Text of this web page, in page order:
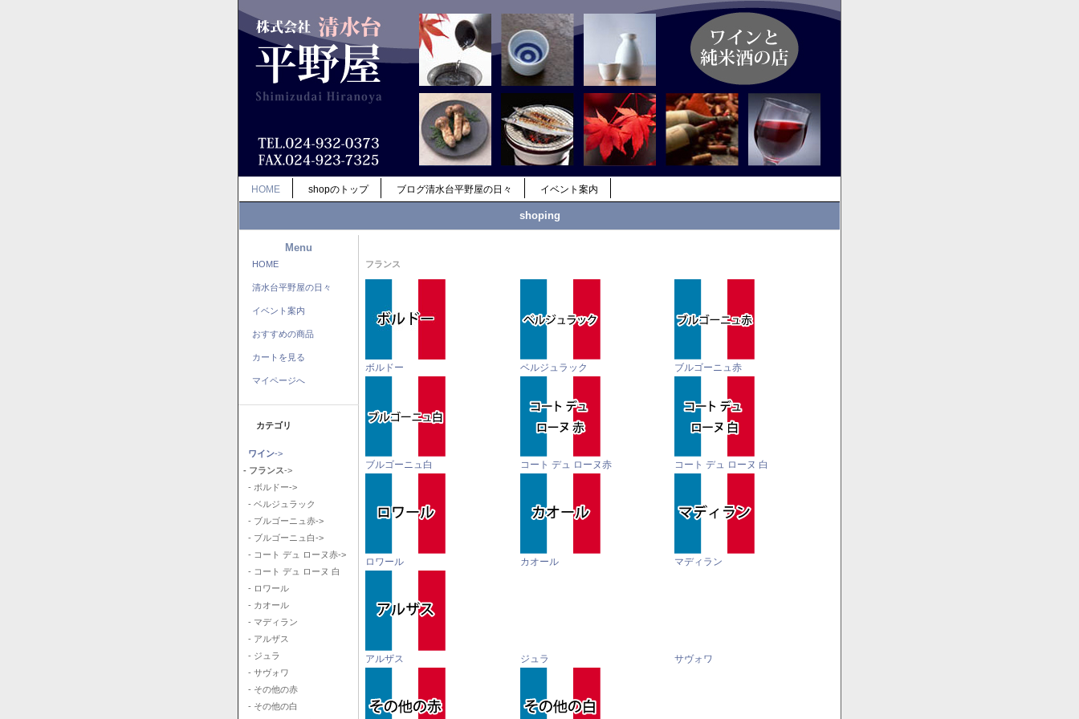
HOME shopのトップ ブログ清水台平野屋の日々 イベント案内
shoping
Menu
HOME
清水台平野屋の日々
イベント案内
おすすめの商品
カートを見る
マイページへ
カテゴリ
ワイン->
- フランス->
- ボルドー->
- ベルジュラック
- ブルゴーニュ赤->
- ブルゴーニュ白->
- コート デュ ローヌ赤->
- コート デュ ローヌ 白
- ロワール
- カオール
- マディラン
- アルザス
- ジュラ
- サヴォワ
- その他の赤
- その他の白
フランス
ボルドー ベルジュラック ブルゴーニュ赤
ブルゴーニュ白 コート デュ ローヌ赤 コート デュ ローヌ 白
ロワール カオール マディラン
アルザス ジュラ サヴォワ